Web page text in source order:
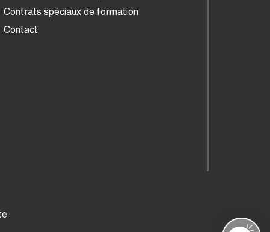
Contrats spéciaux de formation
Contact